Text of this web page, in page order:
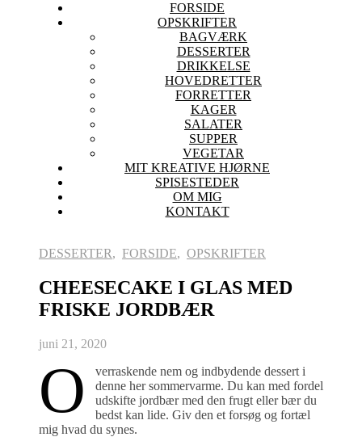
FORSIDE
OPSKRIFTER
BAGVÆRK
DESSERTER
DRIKKELSE
HOVEDRETTER
FORRETTER
KAGER
SALATER
SUPPER
VEGETAR
MIT KREATIVE HJØRNE
SPISESTEDER
OM MIG
KONTAKT
DESSERTER, FORSIDE, OPSKRIFTER
CHEESECAKE I GLAS MED
FRISKE JORDBÆR
juni 21, 2020
O
verraskende nem og indbydende dessert i
denne her sommervarme. Du kan med fordel
udskifte jordbær med den frugt eller bær du
bedst kan lide. Giv den et forsøg og fortæl
mig hvad du synes.